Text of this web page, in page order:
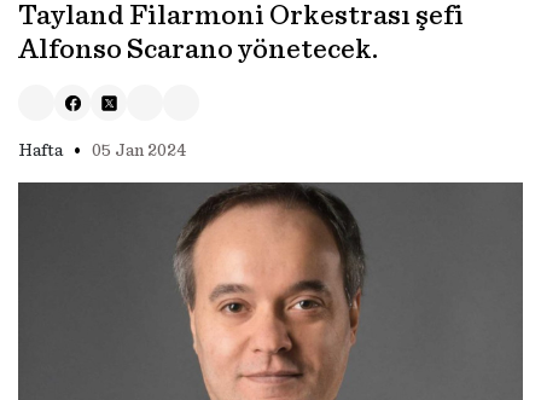
Tayland Filarmoni Orkestrası şefi
Alfonso Scarano yönetecek.
Hafta • 05 Jan 2024